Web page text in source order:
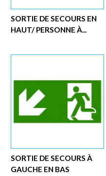
SORTIE DE SECOURS EN
HAUT/ PERSONNE À...
SORTIE DE SECOURS À
GAUCHE EN BAS